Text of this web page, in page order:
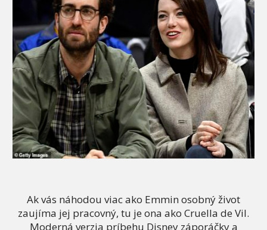
Ak vás náhodou viac ako Emmin osobný život
zaujíma jej pracovný, tu je ona ako Cruella de Vil.
Moderná verzia príbehu Disney záporáčky a